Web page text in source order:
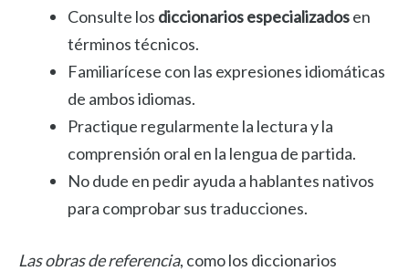
Consulte los diccionarios especializadosen
términos técnicos.
Familiarícese con las expresiones idiomáticas
de ambos idiomas.
Practique regularmente la lectura y la
comprensión oral en la lengua de partida.
No dude en pedir ayuda a hablantes nativos
para comprobar sus traducciones.
Las obras de referencia, como los diccionarios